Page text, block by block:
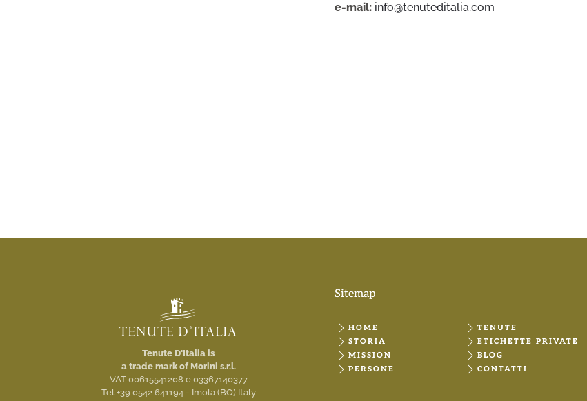
e-mail: info@tenuteditalia.com
Tenute D'Italia is
a trade mark of Morini s.r.l.
VAT 00615541208 e 03367140377
Tel +39 0542 641194 - Imola (BO) Italy
Sitemap
HOME
STORIA
MISSION
PERSONE
TENUTE
ETICHETTE PRIVATE
BLOG
CONTATTI